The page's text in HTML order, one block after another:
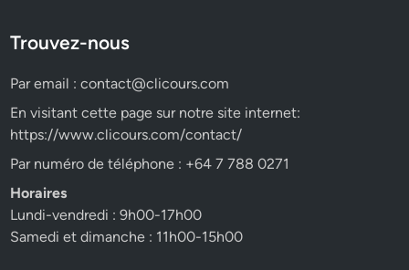
Trouvez-nous
Par email :contact@clicours.com
En visitant cette page sur notre site internet:
https://www.clicours.com/contact/
Par numéro de téléphone : +64 7 788 0271
Horaires
Lundi-vendredi : 9h00-17h00
Samedi et dimanche : 11h00-15h00